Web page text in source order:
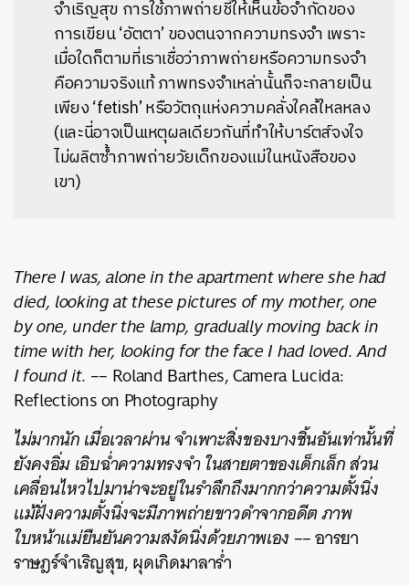
จำเริญสุข การใช้ภาพถ่ายชี้ให้เห็นข้อจำกัดของ
การเขียน ‘อัตตา’ ของตนจากความทรงจำ เพราะ
เมื่อใดก็ตามที่เราเชื่อว่าภาพถ่ายหรือความทรงจำ
คือความจริงแท้ ภาพทรงจำเหล่านั้นก็จะกลายเป็น
เพียง ‘fetish’ หรือวัตถุแห่งความคลั่งใคล้ใหลหลง
(และนี่อาจเป็นเหตุผลเดียวกันที่ทำให้บาร์ตส์จงใจ
ไม่ผลิตซ้ำภาพถ่ายวัยเด็กของแม่ในหนังสือของ
เขา)
There I was, alone in the apartment where she had
died, looking at these pictures of my mother, one
by one, under the lamp, gradually moving back in
time with her, looking for the face I had loved. And
I found it. –– Roland Barthes, Camera Lucida:
Reflections on Photography
ไม่มากนัก เมื่อเวลาผ่าน จำเพาะสิ่งของบางชิ้นอันเท่านั้นที่
ยังคงอิ่ม เอิบฉ่ำความทรงจำ ในสายตาของเด็กเล็ก ส่วน
เคลื่อนไหวไปมาน่าจะอยู่ในรำลึกถึงมากกว่าความตั้งนิ่ง
แม้ฝั่งความตั้งนิ่งจะมีภาพถ่ายขาวดำจากอดีต ภาพ
ใบหน้าแม่ยืนยันความสงัดนิ่งด้วยภาพเอง –– อารยา
ราษฎร์จำเริญสุข, ผุดเกิดมาลาร่ำ